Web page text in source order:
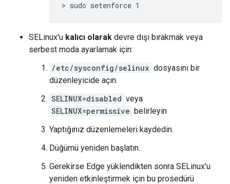
> sudo setenforce 1
SELinux'u kalıcı olarak devre dışı bırakmak veya
serbest moda ayarlamak için:
/etc/sysconfig/selinux dosyasını bir
düzenleyicide açın.
SELINUX=disabled veya
SELINUX=permissive belirleyin
Yaptığınız düzenlemeleri kaydedin.
Düğümü yeniden başlatın.
Gerekirse Edge yüklendikten sonra SELinux'u
yeniden etkinleştirmek için bu prosedürü